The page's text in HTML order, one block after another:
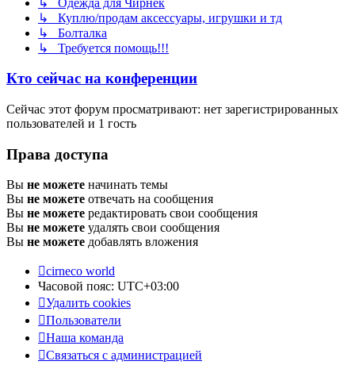
↳ Куплю/продам аксессуары, игрушки и тд
↳ Болталка
↳ Требуется помощь!!!
Кто сейчас на конференции
Сейчас этот форум просматривают: нет зарегистрированных
пользователей и 1 гость
Права доступа
Вы не можете начинать темы
Вы не можете отвечать на сообщения
Вы не можете редактировать свои сообщения
Вы не можете удалять свои сообщения
Вы не можете добавлять вложения
cirneco world
Часовой пояс: UTC+03:00
Удалить cookies
Пользователи
Наша команда
Связаться с администрацией